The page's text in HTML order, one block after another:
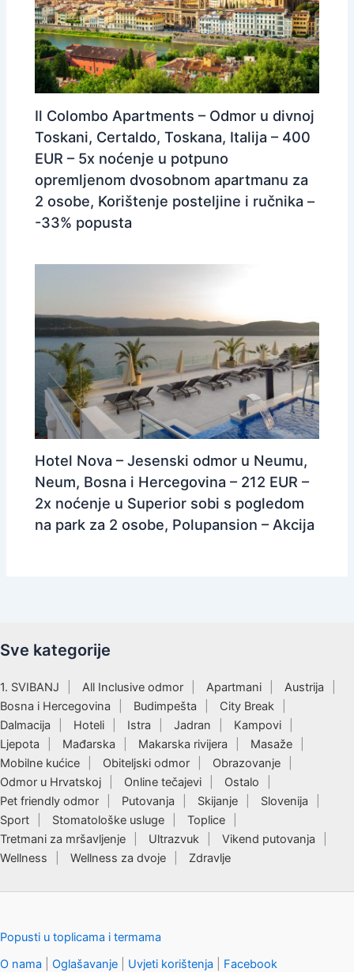
Il Colombo Apartments – Odmor u divnoj
Toskani, Certaldo, Toskana, Italija – 400
EUR – 5x noćenje u potpuno
opremljenom dvosobnom apartmanu za
2 osobe, Korištenje posteljine i ručnika –
-33% popusta
Hotel Nova – Jesenski odmor u Neumu,
Neum, Bosna i Hercegovina – 212 EUR –
2x noćenje u Superior sobi s pogledom
na park za 2 osobe, Polupansion – Akcija
Sve kategorije
1. SVIBANJ All Inclusive odmor Apartmani
Austrija
Bosna i Hercegovina
Budimpešta
City Break
Dalmacija
Hoteli Istra Jadran
Kampovi
Ljepota
Mađarska Makarska rivijera
Masaže
Mobilne kućice
Obiteljski odmor
Obrazovanje
Odmor u Hrvatskoj
Online tečajevi
Ostalo
Pet friendly odmor
Putovanja Skijanje
Slovenija
Sport
Stomatološke usluge
Toplice
Tretmani za mršavljenje
Ultrazvuk
Vikend putovanja
Wellness
Wellness za dvoje Zdravlje
Popusti u toplicama i termama
O nama
Oglašavanje Uvjeti korištenja Facebook